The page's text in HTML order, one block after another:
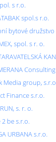
s r.o.
spol.s r.o.
bytové družstvo
spol. s r. o.
Media group,
Finance s.r.o.
s. r. o.
2 be s.r.o.
URBANA s.r.o.